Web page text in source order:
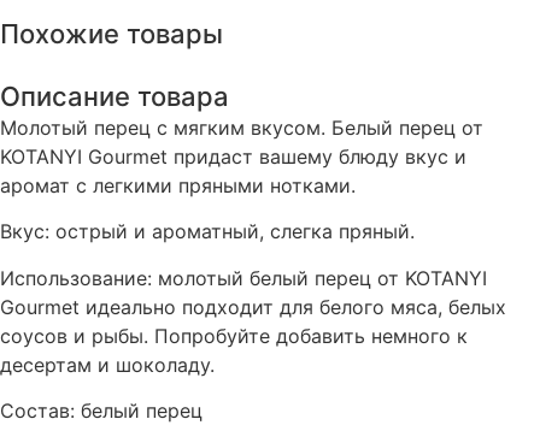
Похожие товары
Описание товара
Молотый перец с мягким вкусом. Белый перец от
KOTANYI Gourmet придаст вашему блюду вкус и
аромат с легкими пряными нотками.
Вкус: острый и ароматный, слегка пряный.
Использование: молотый белый перец от KOTANYI
Gourmet идеально подходит для белого мяса, белых
соусов и рыбы. Попробуйте добавить немного к
десертам и шоколаду.
Состав: белый перец